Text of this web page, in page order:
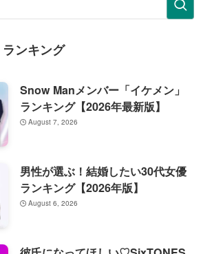
ンキング
Snow Manメンバー「イケメン」
ランキング【2026年最新版】
August 7, 2026
男性が選ぶ！結婚したい30代女優
ランキング【2026年版】
August 6, 2026